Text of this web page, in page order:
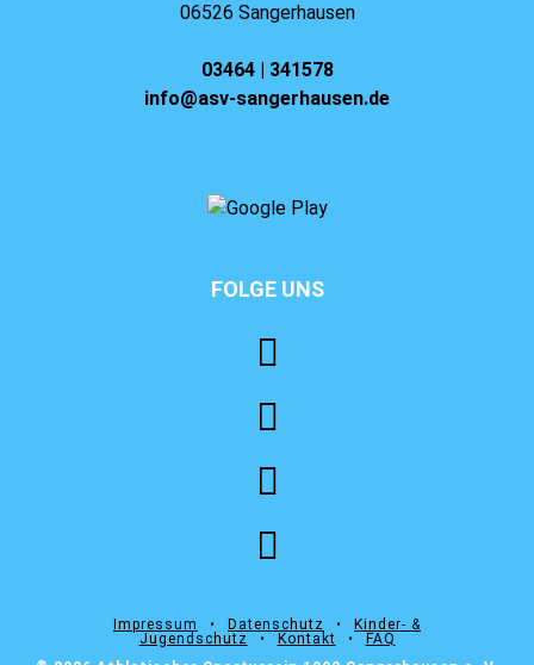
06526 Sangerhausen
03464 | 341578
info@asv-sangerhausen.de
FOLGE UNS
Impressum ⠀•⠀ Datenschutz ⠀•⠀
Kinder- &
Jugendschutz ⠀•⠀ Kontakt ⠀•⠀
FAQ